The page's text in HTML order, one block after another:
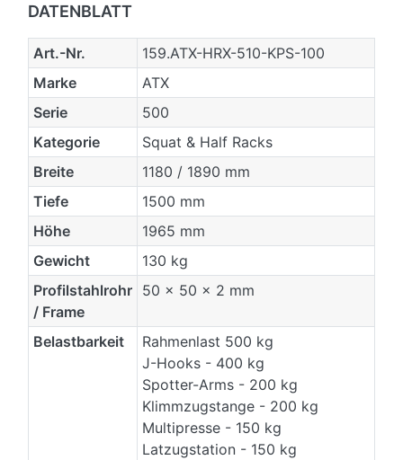
DATENBLATT
Art.-Nr.
159.ATX-HRX-510-KPS-100
Marke
ATX
Serie
500
Kategorie
Squat & Half Racks
Breite
1180 / 1890 mm
Tiefe
1500 mm
Höhe
1965 mm
Gewicht
130 kg
Profilstahlrohr
/ Frame
50 x 50 x 2 mm
Belastbarkeit
Rahmenlast 500 kg
J-Hooks - 400 kg
Spotter-Arms - 200 kg
Klimmzugstange - 200 kg
Multipresse - 150 kg
Latzugstation - 150 kg